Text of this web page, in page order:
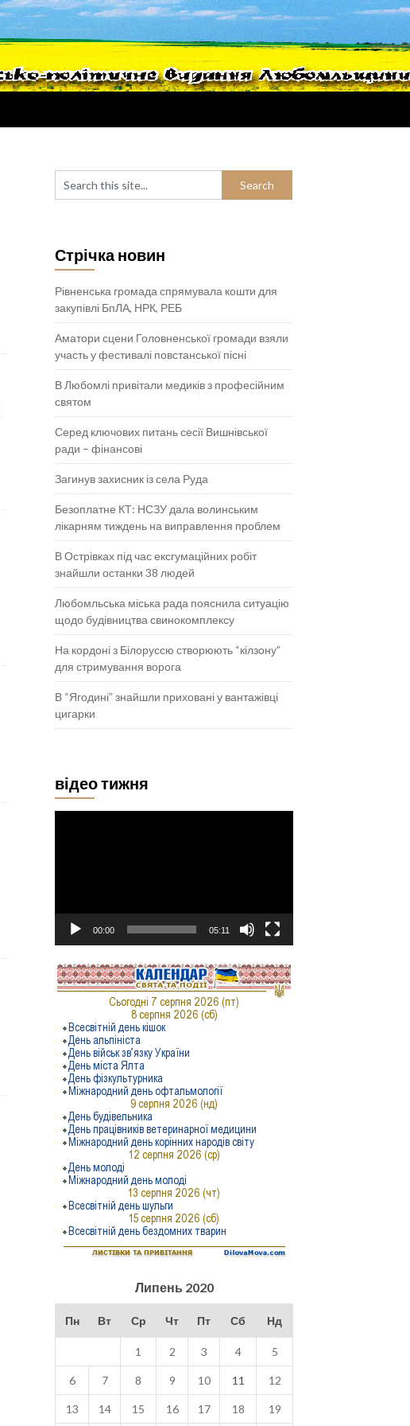
Стрічка новин
Рівненська громада спрямувала кошти для
закупівлі БпЛА, НРК, РЕБ
Аматори сцени Головненської громади взяли
участь у фестивалі повстанської пісні
В Любомлі привітали медиків з професійним
святом
Серед ключових питань сесії Вишнівської
ради – фінансові
Загинув захисник із села Руда
Безоплатне КТ: НСЗУ дала волинським
лікарням тиждень на виправлення проблем
В Острівках під час ексгумаційних робіт
знайшли останки 38 людей
Любомльська міська рада пояснила ситуацію
щодо будівництва свинокомплексу
На кордоні з Білоруссю створюють “кілзону”
для стримування ворога
В “Ягодині” знайшли приховані у вантажівці
цигарки
відео тижня
00:00 05:11
Липень 2020
Пн Вт Ср Чт Пт Сб Нд
1 2 3 4 5
6 7 8 9 10 11 12
13 14 15 16 17 18 19